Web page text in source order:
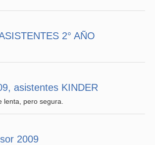
2° AÑO
asistentes KINDER
lenta, pero segura.
2009